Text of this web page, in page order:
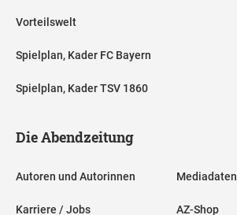
Vorteilswelt
Spielplan, Kader FC Bayern
Spielplan, Kader TSV 1860
Die Abendzeitung
Autoren und Autorinnen
Karriere / Jobs
Mediadaten
AZ-Shop